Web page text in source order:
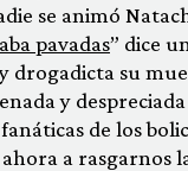
se animó
pavadas” dice
drogadicta su
y
de los
a rasgarnos